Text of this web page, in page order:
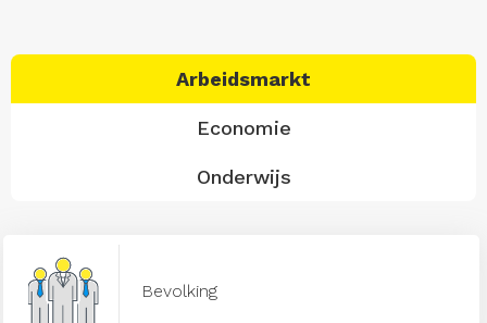
Arbeidsmarkt
Economie
Onderwijs
Bevolking